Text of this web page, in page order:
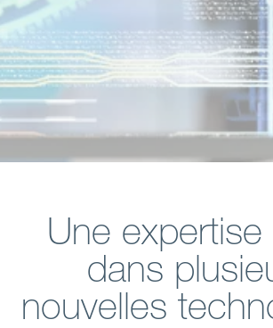
A Notre Sujet
Dernières perspectives
Une expertise
dans
nouvelles